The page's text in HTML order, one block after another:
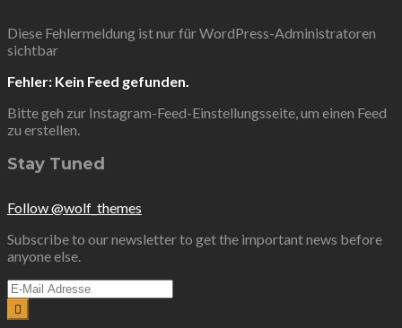
Diese Fehlermeldung ist nur für WordPress-Administratoren
sichtbar
Fehler: Kein Feed gefunden.
Bitte geh zur Instagram-Feed-Einstellungsseite, um einen Feed
zu erstellen.
Stay Tuned
Follow @wolf_themes
Subscribe to our newsletter to get the important news before
anyone else.